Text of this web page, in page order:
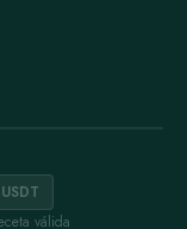
USDT
válida